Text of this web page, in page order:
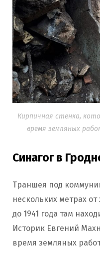
Кирпичная стенка,
время земляных
Синагог в
Траншея под
нескольких метрах
до 1941 года там
Историк Евгений
время земляных